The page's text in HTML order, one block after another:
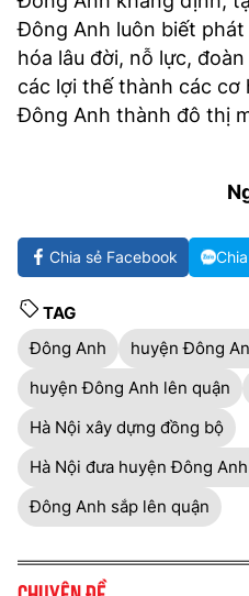
Đông Anh luôn biết
hóa lâu đời, nỗ lực,
các lợi thế thành các cơ
Đông Anh thành đô thị
Chia sẻ Facebook
TAG
Đông Anh
huyện Đông
huyện Đông Anh lên quận
Hà Nội xây dựng đồng bộ
Hà Nội đưa huyện Đông
Đông Anh sắp lên quận